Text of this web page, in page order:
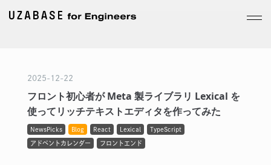
2025- 12-22
フロント初心者が Meta 製ライブラリ Lexical を
使ってリッチテキストエディタを作ってみた
NewsPicks Blog React Lexical TypeScript
アドベントカレンダー フロントエンド